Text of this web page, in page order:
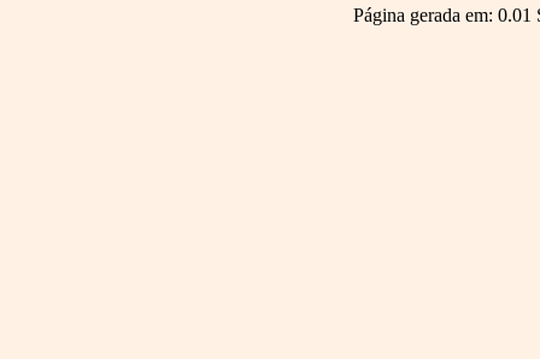
Página gerada em: 0.01